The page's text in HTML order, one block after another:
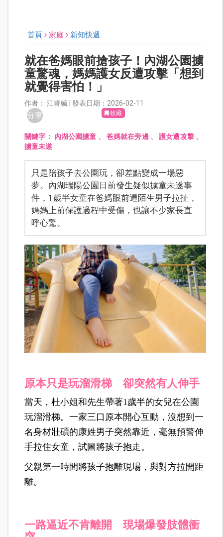
首頁 家庭 新知快遞
就在爸媽眼前搶孩子！內湖公園擄
童驚魂，媽媽護女反遭攻擊「想到
就覺得害怕！」
作者： 江睿毓 | 發表日期：2026-02-11
分享 收藏
關鍵字： 內湖公園擄童 、 爸媽就在旁邊、護女遭攻擊、
擄童未遂
只是陪孩子去公園玩，卻差點變成一場惡
夢。內湖瑞陽公園日前發生疑似擄童未遂事
件，1歲半女童在爸媽眼前遭陌生男子拉扯，
媽媽上前保護過程中受傷，也讓不少家長直
呼心驚。
原本只是玩溜滑梯 卻突然有人伸手
當天，杜小姐和先生帶著1歲半的女兒在公園
玩溜滑梯。一家三口原本開心互動，沒想到一
名身材壯碩的康姓男子突然靠近，毫無預警伸
手拉住女童，試圖將孩子抱走。
父親第一時間將孩子抱離現場，與對方拉開距
離。
一路逼近不肯離開 現場爆發肢體衝